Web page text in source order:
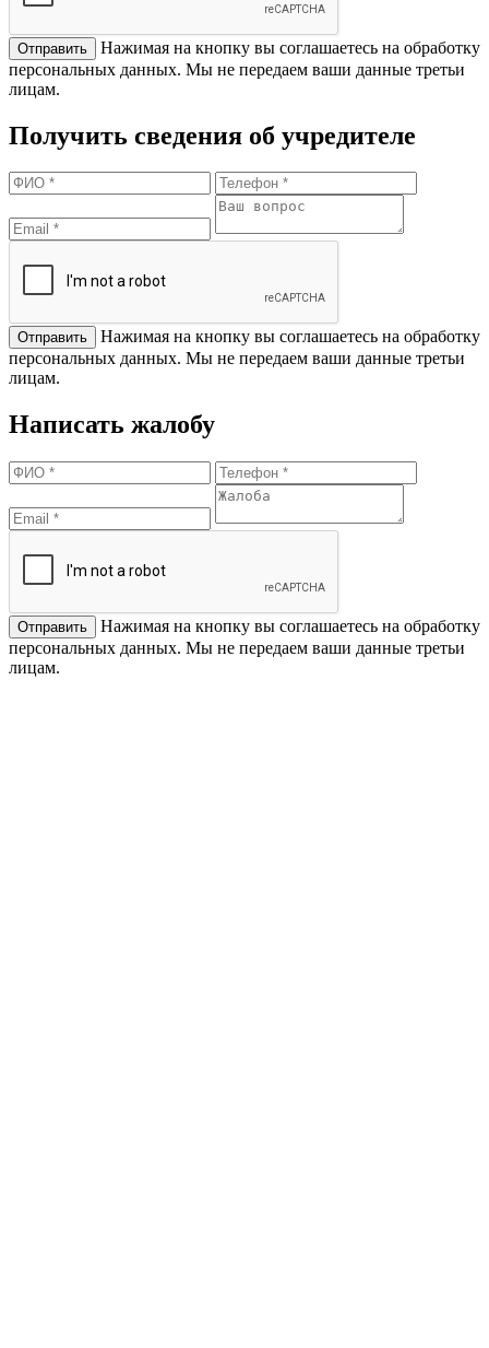
Нажимая на кнопку вы соглашаетесь на обработку
персональных данных. Мы не передаем ваши данные третьи
лицам.
Получить сведения об учредителе
Нажимая на кнопку вы соглашаетесь на обработку
персональных данных. Мы не передаем ваши данные третьи
лицам.
Написать жалобу
Нажимая на кнопку вы соглашаетесь на обработку
персональных данных. Мы не передаем ваши данные третьи
лицам.